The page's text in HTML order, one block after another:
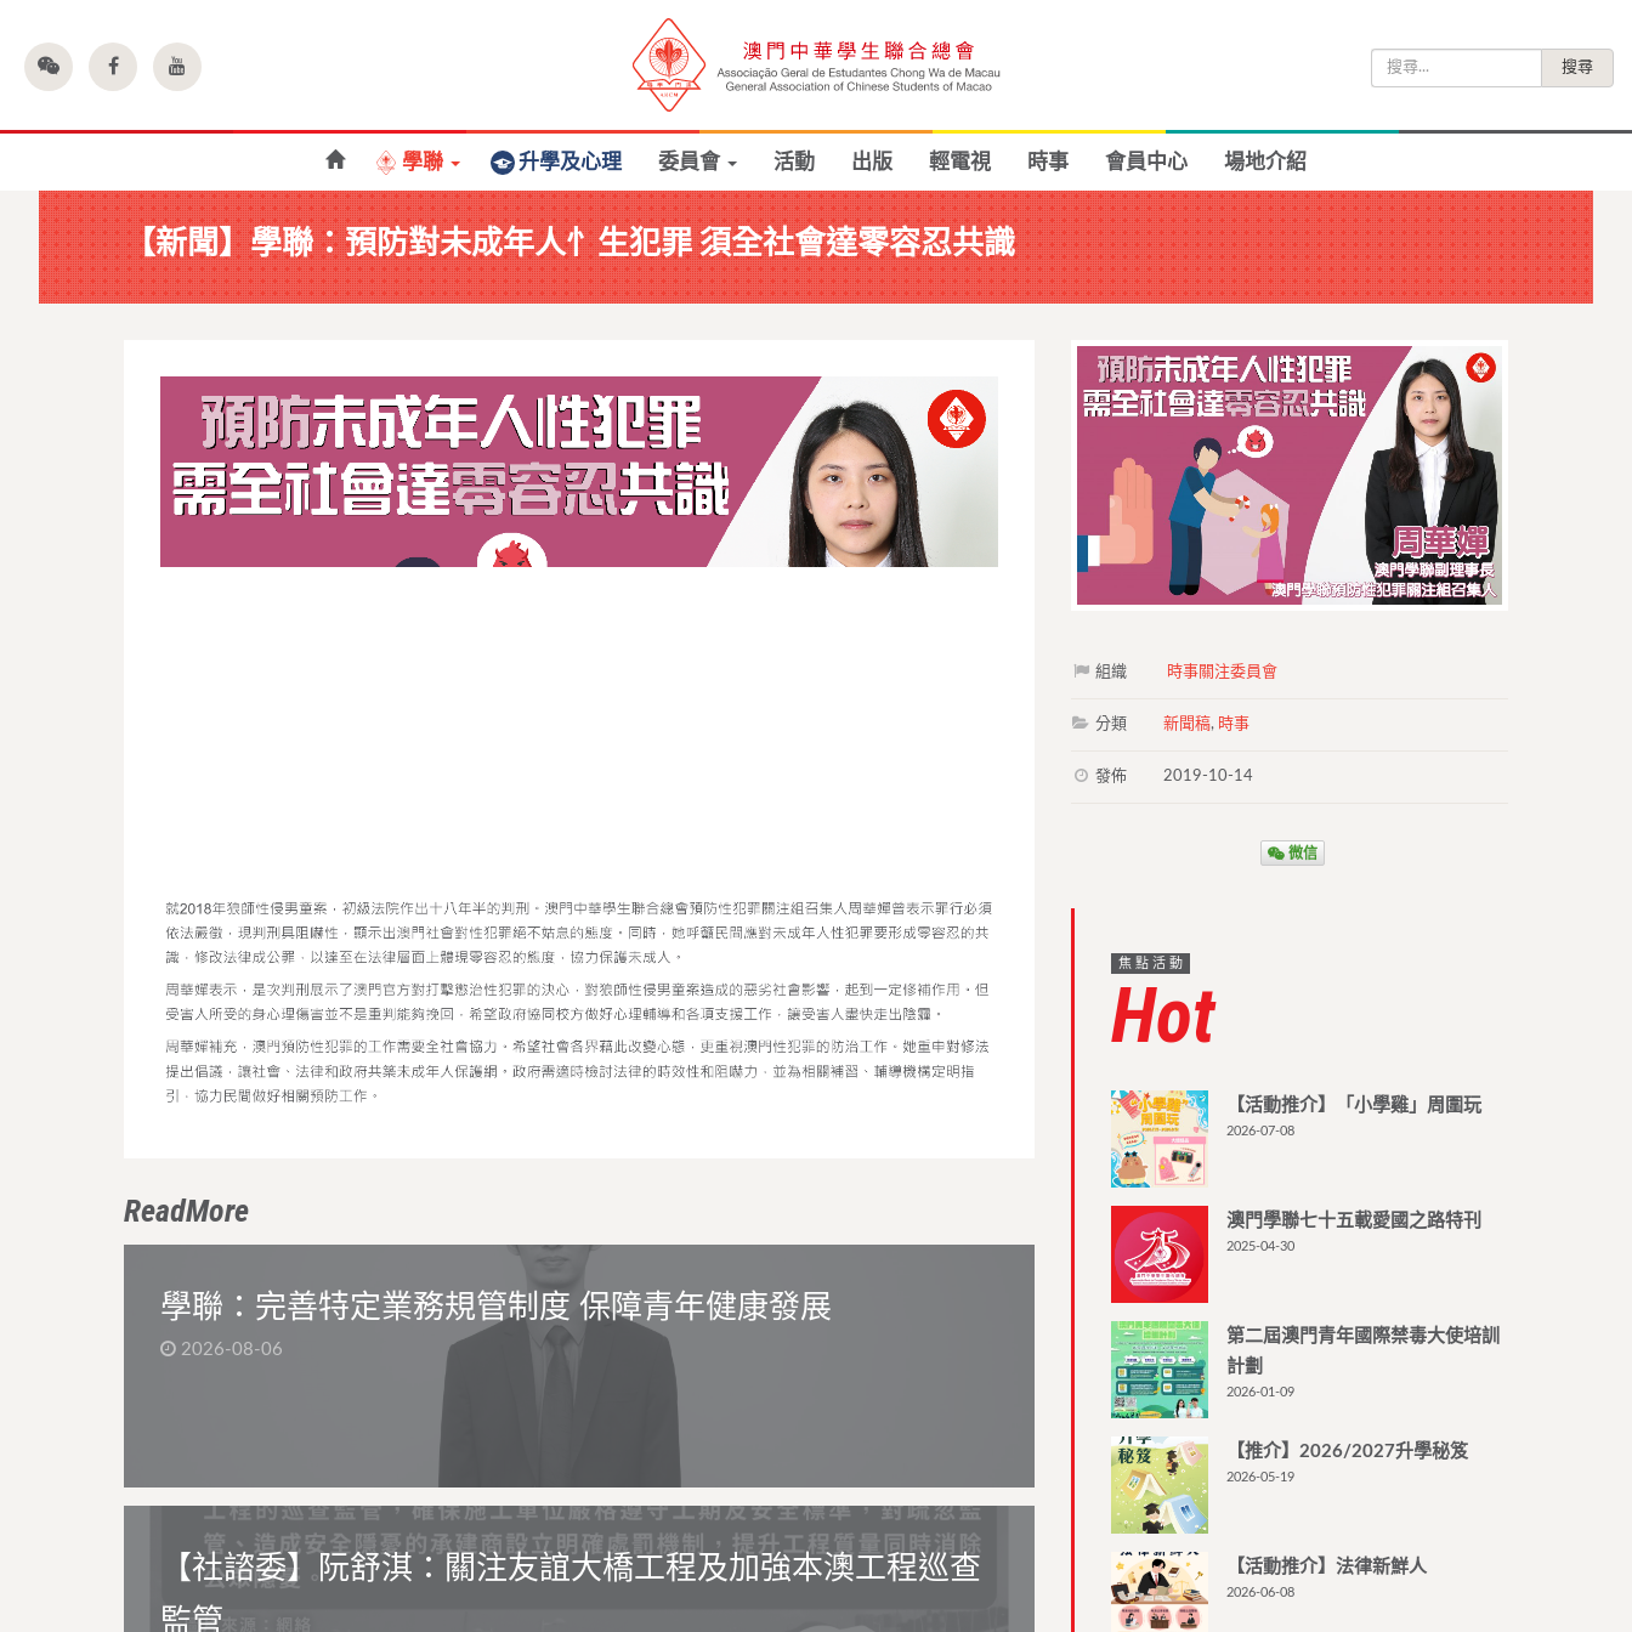
尋
學聯 升學及心理 委員會 活動 出版 輕電視 時事 會員中心 場地介紹
【新聞】學聯：預防對未成年人忄生犯罪 須全社會達零容忍共識
ReadMore
學聯：完善特定業務規管制度 保障青年健康發展
2026-08-06
【社諮委】阮舒淇：關注友誼大橋工程及加強本澳工程巡查
監管
組織 時事關注委員會
分類 新聞稿, 時事
發佈 2019-10-14
微信
焦點活動
Hot
【活動推介】「小學雞」周圍玩
2026-07-08
澳門學聯七十五載愛國之路特刊
2025-04-30
第二屆澳門青年國際禁毒大使培訓
計劃
2026-01-09
【推介】2026/2027升學秘笈
2026-05-19
【活動推介】法律新鮮人
2026-06-08